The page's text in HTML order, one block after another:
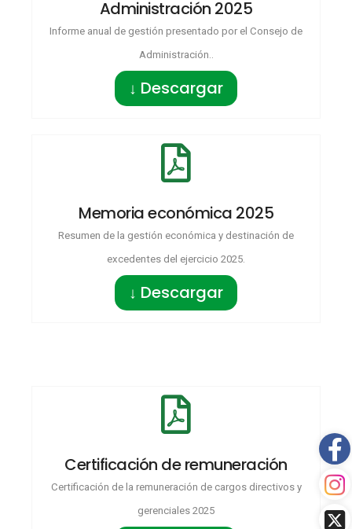
Administración 2025
Informe anual de gestión presentado por el Consejo de
Administración..
↓ Descargar
Memoria económica 2025
Resumen de la gestión económica y destinación de
excedentes del ejercicio 2025.
↓ Descargar
Certificación de remuneración
Certificación de la remuneración de cargos directivos y
gerenciales 2025